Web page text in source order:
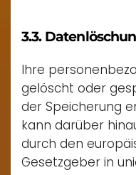
3.3.
Ihre
gelöscht oder
der Speicherung
kann darüber
durch den
Gesetzgeber in